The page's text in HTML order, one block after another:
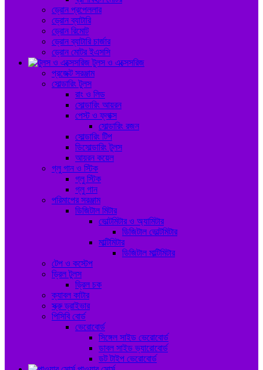
ড্রোন প্রপেললার
ড্রোন ব্যাটারি
ড্রোন রিমোট
ড্রোন ব্যাটারি চার্জার
ড্রোন মোটর ইএসসি
টুলস ও এক্সেসরিজ
প্রজেক্ট সরঞ্জাম
সোল্ডারিং টুলস
রাং ও লিড
সোল্ডারিং আয়রন
পেস্ট ও ফ্লাক্স
সোল্ডারিং রজন
সোল্ডারিং টিপ
ডিসোল্ডারিং টুলস
আয়রন কয়েল
গ্লু গান ও স্টিক
গ্লু স্টিক
গ্লু গান
পরিমাপের সরঞ্জাম
ডিজিটাল মিটার
ভোল্টমিটার ও অ্যামিটার
ডিজিটাল ভোল্টমিটার
মাল্টিমিটার
ডিজিটাল মাল্টিমিটার
টেপ ও কস্টেপ
ড্রিল টুলস
ড্রিল চক
ক্যাবল কাটার
স্ক্রু ড্রাইভার
পিসিবি বোর্ড
ভেরোবোর্ড
সিঙ্গেল সাইড ভেরোবোর্ড
ডাবল সাইড ভ্যারোবোর্ড
ডট টাইপ ভেরোবোর্ড